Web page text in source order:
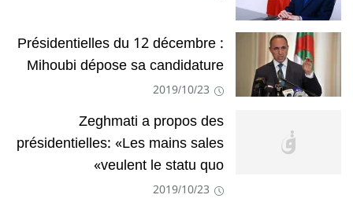
Présidentielles du 12 décembre :
Mihoubi dépose sa candidature
2019/10/23
Zeghmati a propos des
présidentielles: «Les mains sales
veulent le statu quo»
2019/10/23